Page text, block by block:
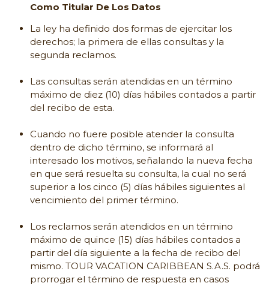
Como Titular De Los Datos
La ley ha definido dos formas de ejercitar los
derechos; la primera de ellas consultas y la
segunda reclamos.
Las consultas serán atendidas en un término
máximo de diez (10) días hábiles contados a partir
del recibo de esta.
Cuando no fuere posible atender la consulta
dentro de dicho término, se informará al
interesado los motivos, señalando la nueva fecha
en que será resuelta su consulta, la cual no será
superior a los cinco (5) días hábiles siguientes al
vencimiento del primer término.
Los reclamos serán atendidos en un término
máximo de quince (15) días hábiles contados a
partir del día siguiente a la fecha de recibo del
mismo. TOUR VACATION CARIBBEAN S.A.S. podrá
prorrogar el término de respuesta en casos